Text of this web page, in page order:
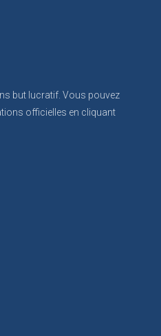
but lucratif. Vous pouvez
officielles en cliquant